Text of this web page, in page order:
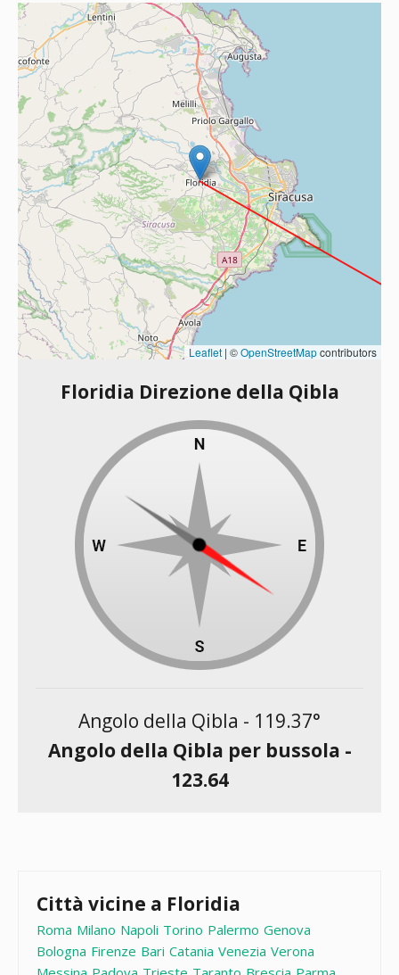
Leaflet | ©OpenStreetMapcontributors
Floridia Direzione della Qibla
Angolo della Qibla - 119.37°
Angolo della Qibla per bussola -
123.64
Città vicine a Floridia
Roma Milano Napoli Torino Palermo Genova
Bologna Firenze Bari Catania Venezia Verona